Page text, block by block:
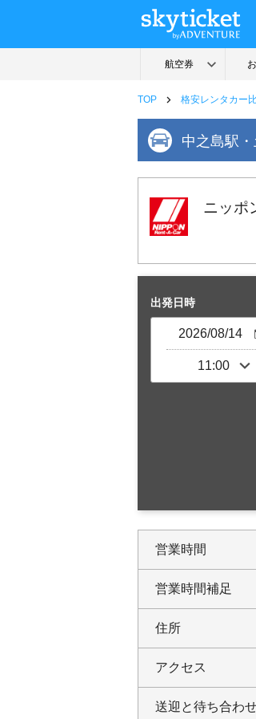
TOP 格安レンタカー
中之島駅
ニッポ
出発日時
営業時間
営業時間補足
住所
アクセス
送迎と待ち合わ